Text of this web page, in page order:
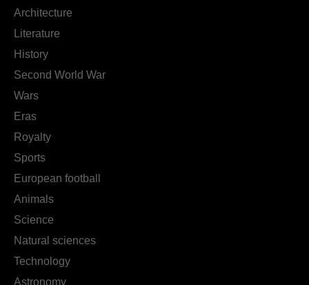
Architecture
Literature
History
Second World War
Wars
Eras
Royalty
Sports
European football
Animals
Science
Natural sciences
Technology
Astronomy